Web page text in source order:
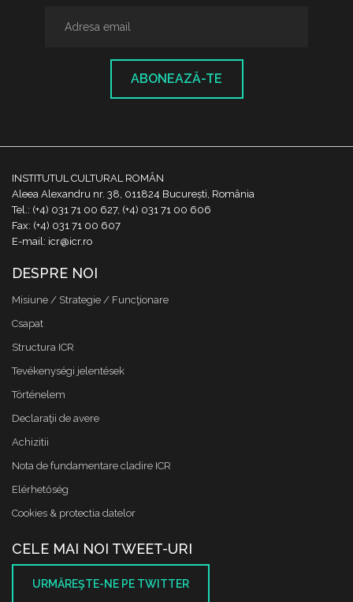
ABONEAZĂ-TE
INSTITUTUL CULTURAL ROMÂN
Aleea Alexandru nr. 38, 011824 București, România
Tel.: (+4) 031 71 00 627, (+4) 031 71 00 606
Fax: (+4) 031 71 00 607
E-mail: icr@icr.ro
DESPRE NOI
Misiune / Strategie / Funcţionare
Csapat
Structura ICR
Tevékenységi jelentések
Történelem
Declaraţii de avere
Achizitii
Nota de fundamentare cladire ICR
Elérhetőség
Cookies & protectia datelor
CELE MAI NOI TWEET-URI
URMĂREŞTE-NE PE TWITTER